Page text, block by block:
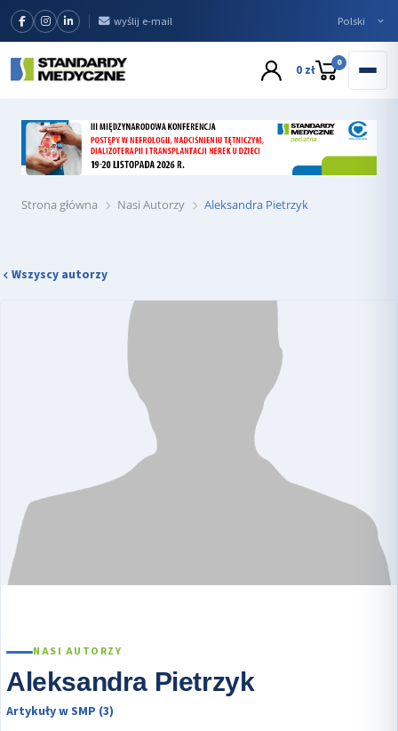
wyślij e-mail
0 zł 0
Strona główna Nasi Autorzy Aleksandra Pietrzyk
Wszyscy autorzy
NASI AUTORZY
Aleksandra Pietrzyk
Artykuły w SMP (3)